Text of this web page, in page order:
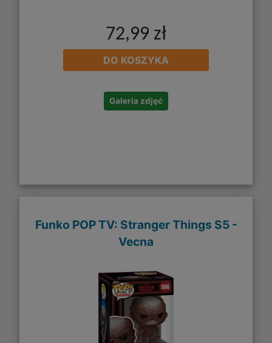
72,99 zł
DO KOSZYKA
Galeria zdjęć
Funko POP TV: Stranger Things S5 -
Vecna